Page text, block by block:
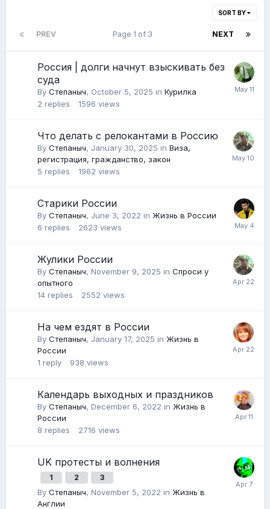
SORT BY
PREV NEXT
Page 1 of 3
Россия | долги начнут взыскивать без
суда
By Степаныч, October 5, 2025 in Курилка
2 replies 1596 views
Что делать с релокантами в Россию
By Степаныч, January 30, 2025 in Виза,
регистрация, гражданство, закон
5 replies 1962 views
Старики России
By Степаныч, June 3, 2022 in Жизнь в России
6 replies 2623 views
Жулики России
By Степаныч, November 9, 2025 in Спроси у
опытного
14 replies 2552 views
На чем ездят в России
By Степаныч, January 17, 2025 in Жизнь в
России
1 reply 938 views
Календарь выходных и праздников
By Степаныч, December 6, 2022 in Жизнь в
России
8 replies 2716 views
UK протесты и волнения
1 2 3
By Степаныч, November 5, 2022 in Жизнь в
Англии